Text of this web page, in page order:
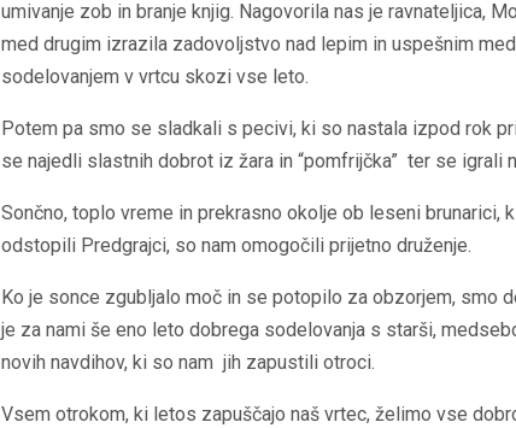
umivanje zob in branje knjig. Nagovorila nas je ravnateljica,
med drugim izrazila zadovoljstvo nad lepim in uspešnim
sodelovanjem v vrtcu skozi vse leto.
Potem pa smo se sladkali s pecivi, ki so nastala izpod rok
se najedli slastnih dobrot iz žara in “pomfrijčka” ter se igrali
Sončno, toplo vreme in prekrasno okolje ob leseni brunarici,
odstopili Predgrajci, so nam omogočili prijetno druženje.
Ko je sonce zgubljalo moč in se potopilo za obzorjem, smo
je za nami še eno leto dobrega sodelovanja s starši,
novih navdihov, ki so nam jih zapustili otroci.
Vsem otrokom, ki letos zapuščajo naš vrtec, želimo vse